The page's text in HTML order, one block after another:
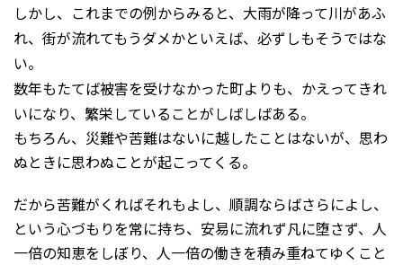
しかし、これまでの例からみると、大雨が降って川があふ
れ、街が流れてもうダメかといえば、必ずしもそうではな
い。
数年もたてば被害を受けなかった町よりも、かえってきれ
いになり、繁栄していることがしばしばある。
もちろん、災難や苦難はないに越したことはないが、思わ
ぬときに思わぬことが起こってくる。
だから苦難がくればそれもよし、順調ならばさらによし、
という心づもりを常に持ち、安易に流れず凡に堕さず、人
一倍の知恵をしぼり、人一倍の働きを積み重ねてゆくこと